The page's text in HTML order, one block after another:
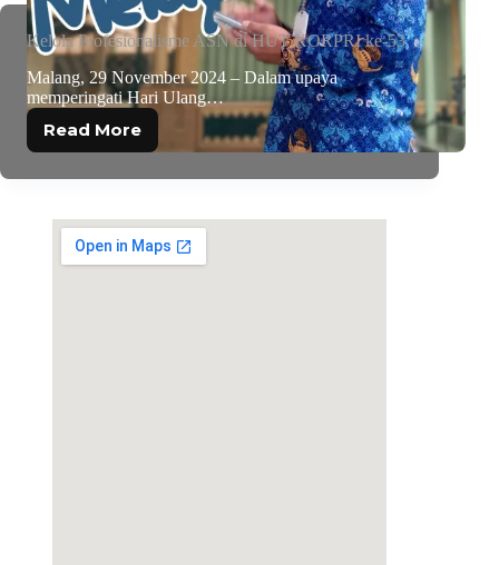
Kelola Profesionalisme ASN di HUT KORPRI ke-53
Malang, 29 November 2024 – Dalam upaya
memperingati Hari Ulang…
Read More